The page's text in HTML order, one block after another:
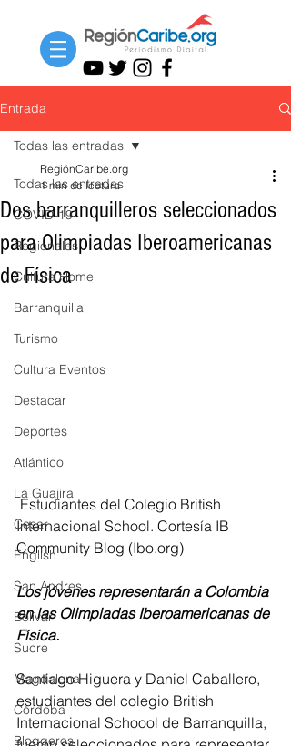
Entrada
Todas las entradas
COVID-19
Regionales
Cultura Home
Barranquilla
Turismo
Cultura Eventos
Destacar
Deportes
Atlántico
La Guajira
Cesar
English
San Andres
Bolívar
Sucre
Magdalena
Córdoba
Bloggeros
Todas las entradas
Dos barranquilleros seleccionados
para Olimpiadas Iberoamericanas
de Física
RegiónCaribe.org
1 min de lectura
Estudiantes del Colegio British
Internacional School. Cortesía IB
Community Blog (Ibo.org)
Los jóvenes representarán a Colombia
en las Olimpiadas Iberoamericanas de
Física.
Santiago Higuera y Daniel Caballero,
estudiantes del colegio British
Internacional Schoool de Barranquilla,